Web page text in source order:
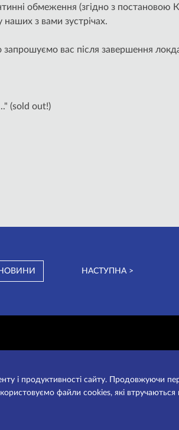
обмеження (згідно з постановою
з вами зустрічах.
вас після завершення
(sold out!)
НОВИНИ НАСТУПНА >
і продуктивності сайту. Продовжуючи
файли cookies, які втручаються